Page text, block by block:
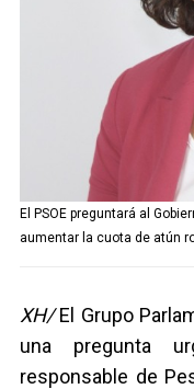
El PSOE preguntará al
aumentar la cuota de atún
XH/El Grupo
una pregunta
responsable de